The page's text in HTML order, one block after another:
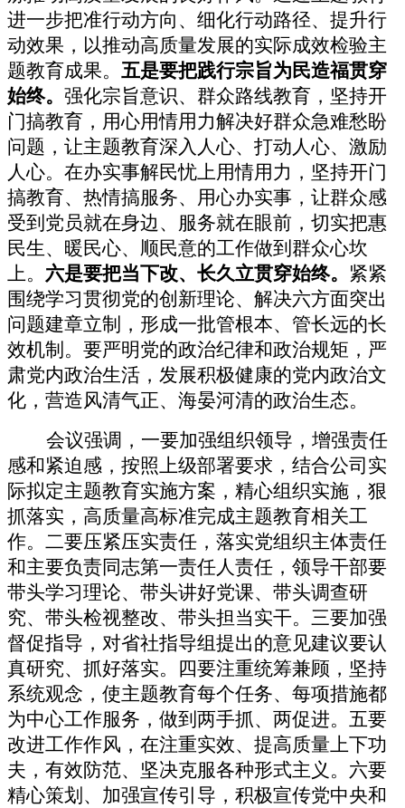
进一步把准行动方向、细化行动路径、提升行
动效果，以推动高质量发展的实际成效检验主
题教育成果。 五是要把践行宗旨为民造福贯穿
始终。 强化宗旨意识、群众路线教育，坚持开
门搞教育，用心用情用力解决好群众急难愁盼
问题，让主题教育深入人心、打动人心、激励
人心。在办实事解民忧上用情用力，坚持开门
搞教育、热情搞服务、用心办实事，让群众感
受到党员就在身边、服务就在眼前，切实把惠
民生、暖民心、顺民意的工作做到群众心坎
上。 六是要把当下改、长久立贯穿始终。 紧紧
围绕学习贯彻党的创新理论、解决六方面突出
问题建章立制，形成一批管根本、管长远的长
效机制。要严明党的政治纪律和政治规矩，严
肃党内政治生活，发展积极健康的党内政治文
化，营造风清气正、海晏河清的政治生态。
会议强调，一要加强组织领导，增强责任
感和紧迫感，按照上级部署要求， 结合公司实
际拟定主题教育实施方案， 精心组织实施，狠
抓落实，高质量高标准完成主题教育相关工
作。二要压紧压实责任，落实党组织主体责任
和主要负责同志第一责任人责任，领导干部要
带头学习理论、带头讲好党课、带头调查研
究、带头检视整改、带头担当实干。三要加强
督促指导，对省社指导组提出的意见建议要认
真研究、抓好落实。四要注重统筹兼顾，坚持
系统观念，使主题教育每个任务、每项措施都
为中心工作服务，做到两手抓、两促进。五要
改进工作作风，在注重实效、提高质量上下功
夫，有效防范、坚决克服各种形式主义。六要
精心策划、加强宣传引导，积极宣传党中央和